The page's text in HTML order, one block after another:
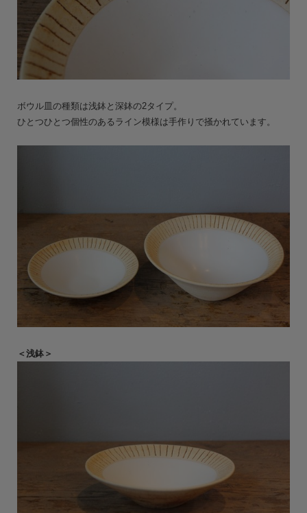
ボウル皿の種類は浅鉢と深鉢の2タイプ。
ひとつひとつ個性のあるライン模様は手作りで掻かれています。
＜浅鉢＞